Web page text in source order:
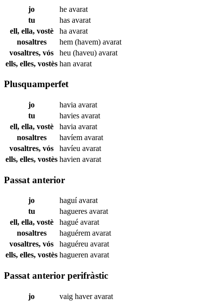
jo he avarat
tu
has avarat
ell, ella, vostè
ha avarat
nosaltres
hem (havem) avarat
vosaltres, vós
heu (haveu) avarat
ells, elles, vostès han avarat
Plusquamperfet
jo havia avarat
tu
havies avarat
ell, ella, vostè
havia avarat
nosaltres
havíem avarat
vosaltres, vós
havíeu avarat
ells, elles, vostès havien avarat
Passat anterior
jo haguíavarat
tu
hagueres avarat
ell, ella, vostè
hagué avarat
nosaltres
haguérem avarat
vosaltres, vós
haguéreu avarat
ells, elles, vostès hagueren avarat
Passat anterior perifràstic
jo vaig haveravarat